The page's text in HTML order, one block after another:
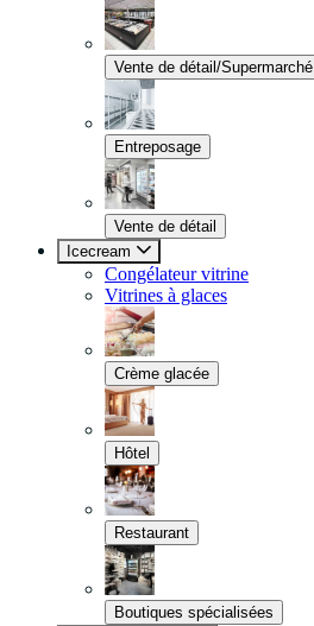
Vente de détail/Supermarché
Entreposage
Vente de détail
Icecream
Congélateur vitrine
Vitrines à glaces
Crème glacée
Hôtel
Restaurant
Boutiques spécialisées